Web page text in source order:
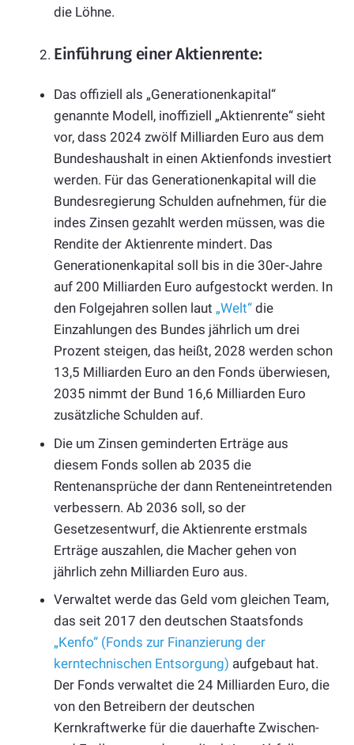
die Löhne.
Einführung einer Aktienrente:
Das offiziell als „Generationenkapital“
genannte Modell, inoffiziell „Aktienrente“ sieht
vor, dass 2024 zwölf Milliarden Euro aus dem
Bundeshaushalt in einen Aktienfonds investiert
werden. Für das Generationenkapital will die
Bundesregierung Schulden aufnehmen, für die
indes Zinsen gezahlt werden müssen, was die
Rendite der Aktienrente mindert. Das
Generationenkapital soll bis in die 30er-Jahre
auf 200 Milliarden Euro aufgestockt werden. In
den Folgejahren sollen laut „Welt“ die
Einzahlungen des Bundes jährlich um drei
Prozent steigen, das heißt, 2028 werden schon
13,5 Milliarden Euro an den Fonds überwiesen,
2035 nimmt der Bund 16,6 Milliarden Euro
zusätzliche Schulden auf.
Die um Zinsen geminderten Erträge aus
diesem Fonds sollen ab 2035 die
Rentenansprüche der dann Renteneintretenden
verbessern. Ab 2036 soll, so der
Gesetzesentwurf, die Aktienrente erstmals
Erträge auszahlen, die Macher gehen von
jährlich zehn Milliarden Euro aus.
Verwaltet werde das Geld vom gleichen Team,
das seit 2017 den deutschen Staatsfonds
„Kenfo“ (Fonds zur Finanzierung der
kerntechnischen Entsorgung) aufgebaut hat.
Der Fonds verwaltet die 24 Milliarden Euro, die
von den Betreibern der deutschen
Kernkraftwerke für die dauerhafte Zwischen-